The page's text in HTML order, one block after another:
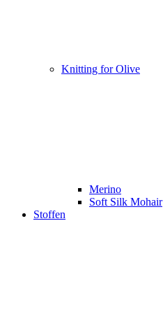
Knitting for Olive
Merino
Soft Silk Mohair
Stoffen